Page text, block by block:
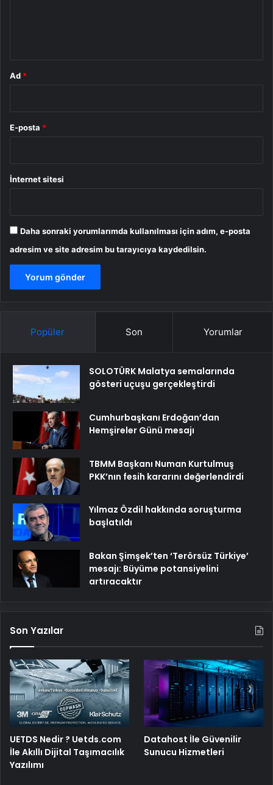
Ad *
E-posta *
İnternet sitesi
Daha sonraki yorumlarımda kullanılması için adım, e-posta
adresim ve site adresim bu tarayıcıya kaydedilsin.
Popüler Son Yorumlar
SOLOTÜRK Malatya semalarında
gösteri uçuşu gerçekleştirdi
Cumhurbaşkanı Erdoğan’dan
Hemşireler Günü mesajı
TBMM Başkanı Numan Kurtulmuş
PKK’nın fesih kararını değerlendirdi
Yılmaz Özdil hakkında soruşturma
başlatıldı
Bakan Şimşek’ten ‘Terörsüz Türkiye’
mesajı: Büyüme potansiyelini
artıracaktır
Son Yazılar
UETDS Nedir ? Uetds.com
İle Akıllı Dijital Taşımacılık
Yazılımı
Datahost İle Güvenilir
Sunucu Hizmetleri